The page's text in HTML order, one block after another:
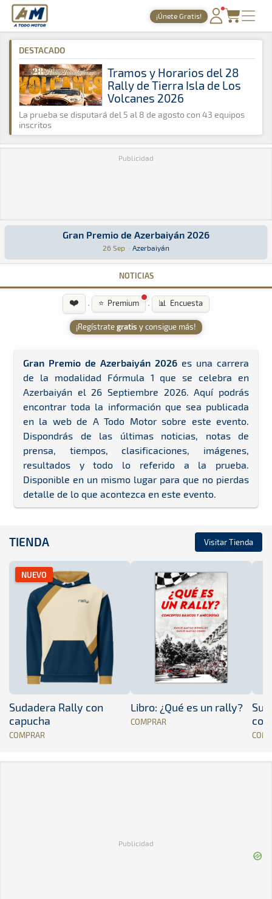
A Todo Motor · Revista del motor desde 1999
¡Únete Gratis!
PORTADA
TIEMPOS ONLINE
NOTICIAS
AGENDA
GALERÍAS
A Todo Motor » Agenda » 2026 » Septiembre
DESTACADO
Tramos y Horarios del 28
Rally de Tierra Isla de Los
Volcanes 2026
La prueba se disputará del 5 al 8 de agosto con 43 equipos
inscritos
Publicidad
Gran Premio de Azerbaiyán 2026
Gran Premio de Azerbaiyán 2026
26 Sep · Azerbaiyán
Fórmula 1 · Gran Premio de Azerbaiyán 2026: Aquí podrás
NOTICIAS
❤️ · ⭐ Premium · 📊 Encuesta
¡Regístrategratis y consigue más!
Gran Premio de Azerbaiyán 2026 es una carrera
de la modalidad Fórmula 1 que se celebra en
Azerbaiyán el 26 Septiembre 2026. Aquí podrás
encontrar toda la información que sea publicada
en la web de A Todo Motor sobre este evento.
Dispondrás de las últimas noticias, notas de
prensa, tiempos, clasificaciones, imágenes,
resultados y todo lo referido a la prueba.
Disponible en un mismo lugar para que no pierdas
detalle de lo que acontezca en este evento.
TIENDA Visitar Tienda
NUEVO
Sudadera Rally con
capucha
COMPRAR
Libro: ¿Qué es un rally?
COMPRAR
Publicidad